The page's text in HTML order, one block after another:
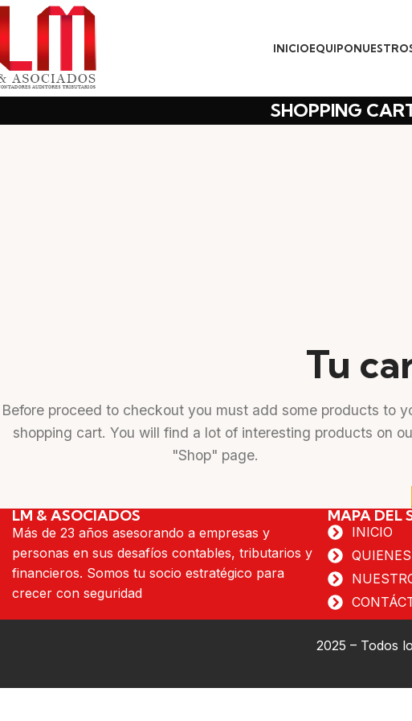
INICIOEQUIPO
SHOPPING
Tu
Before proceed to checkout you must add some products to
shopping cart. You will find a lot of interesting products on
"Shop" page.
LM & ASOCIADOS
Más de 23 años asesorando a empresas y
personas en sus desafíos contables, tributarios y
financieros. Somos tu socio estratégico para
crecer con seguridad
MAPA DEL
INICIO
2025 – Todos